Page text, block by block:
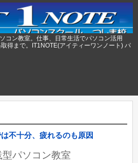
コン教室。仕事、日常生活でパソコン活用
得まで。IT1NOTE(アイティーワンノート) パ
不十分、疲れるのも原因
パソコン教室